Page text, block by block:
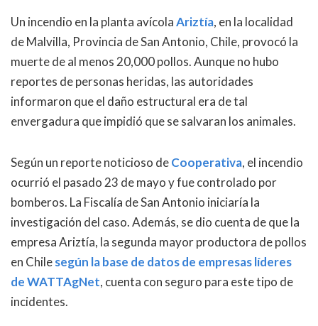
Un incendio en la planta avícolaAriztía, en la localidad
de Malvilla, Provincia de San Antonio, Chile, provocó la
muerte de al menos 20,000 pollos. Aunque no hubo
reportes de personas heridas, las autoridades
informaron que el daño estructural era de tal
envergadura que impidió que se salvaran los animales.
Según un reporte noticioso deCooperativa, el incendio
ocurrió el pasado 23 de mayo y fue controlado por
bomberos. La Fiscalía de San Antonio iniciaría la
investigación del caso. Además, se dio cuenta de que la
empresa Ariztía, la segunda mayor productora de pollos
en Chilesegún la base de datos de empresas líderes
de WATTAgNet, cuenta con seguro para este tipo de
incidentes.